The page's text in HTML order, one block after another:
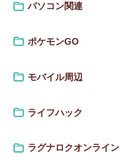
パソコン関連
ポケモンGO
モバイル周辺
ライフハック
ラグナロクオンライン